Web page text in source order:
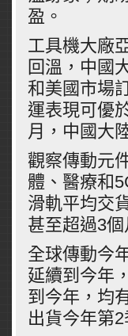
盈。
工具機大廠
回溫，中國
和美國市場
運表現可優
月，中國大
觀察傳動元
體、醫療和
滑軌平均交
甚至超過3個
全球傳動今
延續到今年
到今年，均
出貨今年第